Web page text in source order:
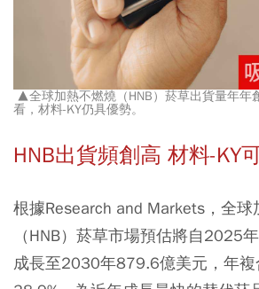
▲全球加熱不燃燒（HNB）菸草出貨量年年
看，材料-KY仍具優勢。
HNB出貨頻創高 材料-KY
根據Research and Markets，全球
（HNB）菸草市場預估將自2025
成長至2030年879.6億美元，年複